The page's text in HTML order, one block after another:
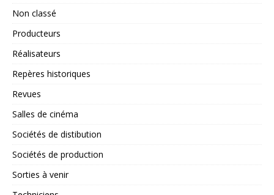
Non classé
Producteurs
Réalisateurs
Repères historiques
Revues
Salles de cinéma
Sociétés de distibution
Sociétés de production
Sorties à venir